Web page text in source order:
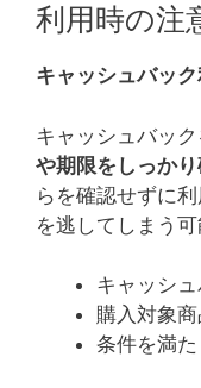
利用時の注
キャッシュバッ
キャッシュバック
や期限をしっか
らを確認せずに
を逃してしまう可
キャッシ
購入対象
条件を満